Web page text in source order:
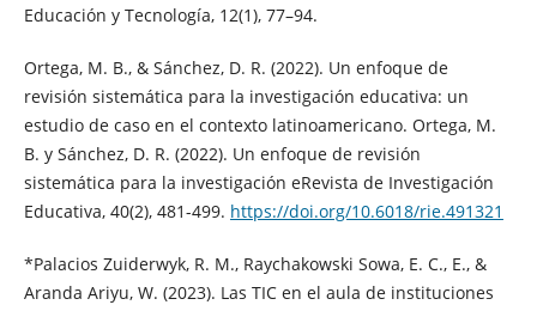
Educación y Tecnología, 12(1), 77–94.
Ortega, M. B., & Sánchez, D. R. (2022). Un enfoque de
revisión sistemática para la investigación educativa: un
estudio de caso en el contexto latinoamericano. Ortega, M.
B. y Sánchez, D. R. (2022). Un enfoque de revisión
sistemática para la investigación eRevista de Investigación
Educativa, 40(2), 481-499. https://doi.org/10.6018/rie.491321
*Palacios Zuiderwyk, R. M., Raychakowski Sowa, E. C., E., &
Aranda Ariyu, W. (2023). Las TIC en el aula de instituciones